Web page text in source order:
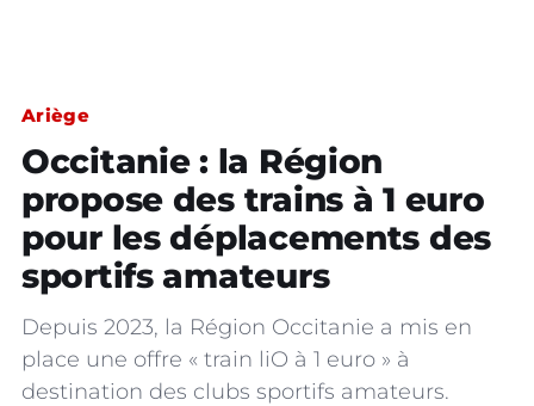
Ariège
Occitanie : la Région
propose des trains à 1 euro
pour les déplacements des
sportifs amateurs
Depuis 2023, la Région Occitanie a mis en
place une offre « train liO à 1 euro » à
destination des clubs sportifs amateurs.